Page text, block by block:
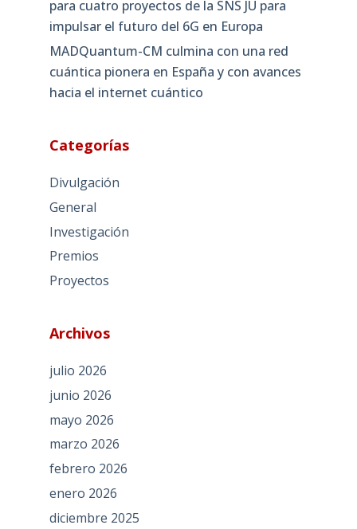
para cuatro proyectos de la SNS JU para
impulsar el futuro del 6G en Europa
MADQuantum-CM culmina con una red
cuántica pionera en España y con avances
hacia el internet cuántico
Categorías
Divulgación
General
Investigación
Premios
Proyectos
Archivos
julio 2026
junio 2026
mayo 2026
marzo 2026
febrero 2026
enero 2026
diciembre 2025